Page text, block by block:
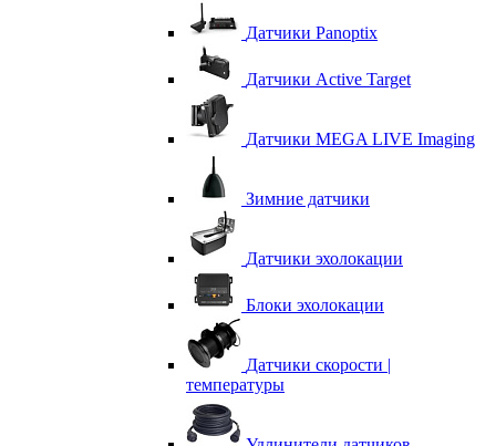
Датчики Panoptix
Датчики Active Target
Датчики MEGA LIVE Imaging
Зимние датчики
Датчики эхолокации
Блоки эхолокации
Датчики скорости |
температуры